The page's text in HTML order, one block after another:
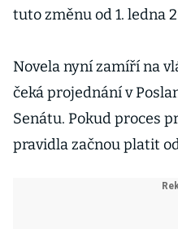
tuto změnu od 1. ledna
Novela nyní zamíří na
čeká projednání v
Senátu. Pokud proces
pravidla začnou platit